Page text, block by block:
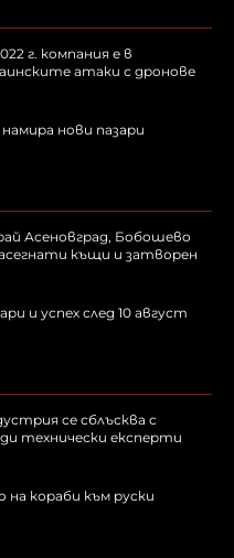
г. компания е в
атаки с дронове
нови пазари
Асеновград, Бобошево
къщи и затворен
и успех след 10 август
се сблъсква с
технически експерти
на кораби към руски